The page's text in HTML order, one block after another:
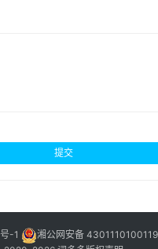
提交
-1 湘公网安备